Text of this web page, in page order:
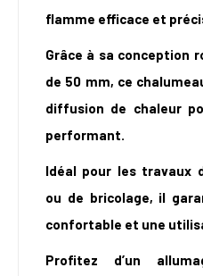
flamme efficace et
Grâce à sa conception
de 50 mm, ce
diffusion de chaleur
performant.
Idéal pour les travaux
ou de bricolage, il
confortable et une
Profitez d’un